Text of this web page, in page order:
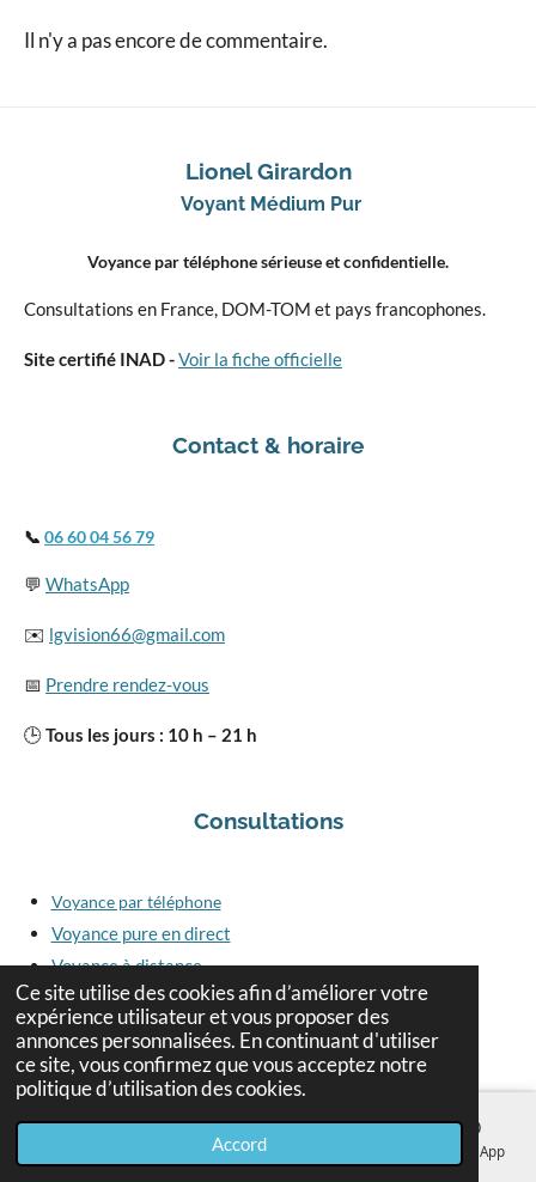
Ce site utilise des cookies afin d’améliorer votre
expérience utilisateur et vous proposer des
annonces personnalisées. En continuant d'utiliser
ce site, vous confirmez que vous acceptez notre
politique d’utilisation des cookies.
Accord
Il n'y a pas encore de commentaire.
Lionel Girardon
Voyant Médium Pur
Voyance par téléphone sérieuse et confidentielle.
Consultations en France, DOM-TOM et pays francophones.
Site certifié INAD -Voir la fiche officielle
Contact & horaire
📞 06 60 04 56 79
💬 WhatsApp
✉️ lgvision66@gmail.com
📅 Prendre rendez-vous
🕒 Tous les jours : 10 h – 21 h
Consultations
Voyance par téléphone
Voyance pure en direct
Voyance à distance
Voyance en ligne
Blog voyance
Voyance en Espagne pour les Français expatriés
Voyance pour les Français expatriés en Espagne|Voyant
Carte WhatsApp